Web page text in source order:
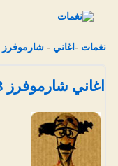
نغمات - اغاني - شارموفرز
اغاني شارموفرز Mp3